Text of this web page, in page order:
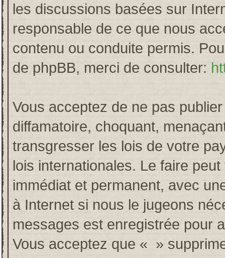
les discussions basées sur
responsable de ce que nous
contenu ou conduite permis.
de phpBB, merci de consulter:
Vous acceptez de ne pas
diffamatoire, choquant,
transgresser les lois de votre
lois internationales. Le faire
immédiat et permanent, avec
à Internet si nous le jugeons
messages est enregistrée pour
Vous acceptez que « »